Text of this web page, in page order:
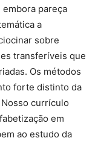
pareça
a
sobre
transferíveis que
Os métodos
forte distinto da
currículo
em
ao estudo da